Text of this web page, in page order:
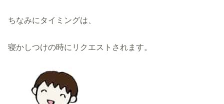
ちなみにタイミングは、
寝かしつけの時にリクエストされます。